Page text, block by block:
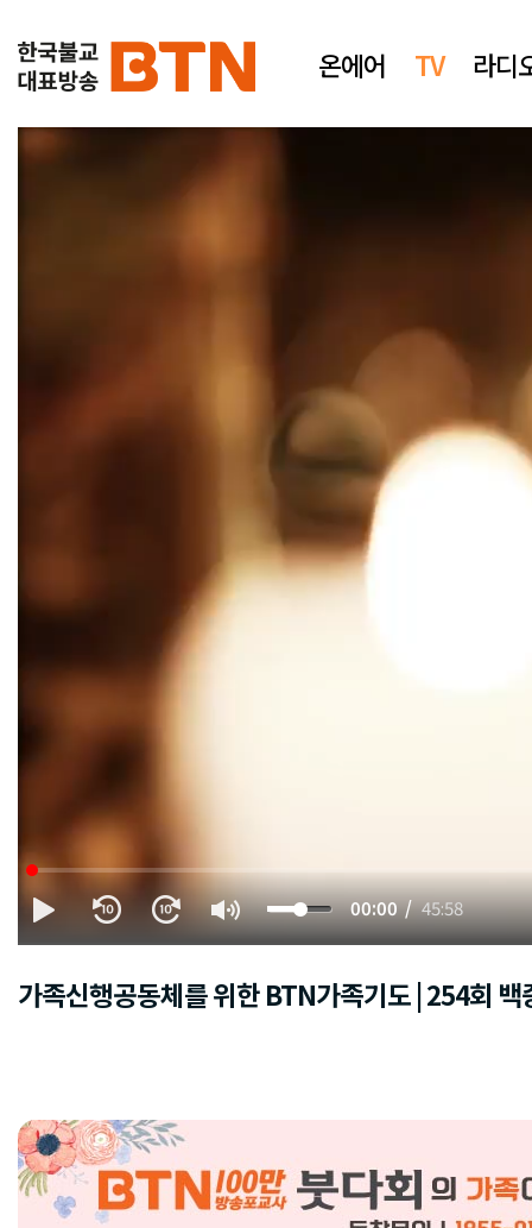
온에어 TV 라디
00:00 45:58
가족신행공동체를 위한 BTN가족기도 | 254회 백